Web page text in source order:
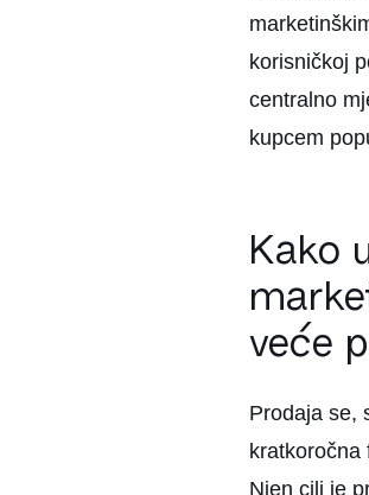
korisničkoj
centralno
kupcem
Kako
veće
Prodaja se,
kratkoročna
Njen cilj je